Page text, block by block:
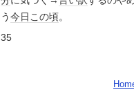
う今日この頃。
35